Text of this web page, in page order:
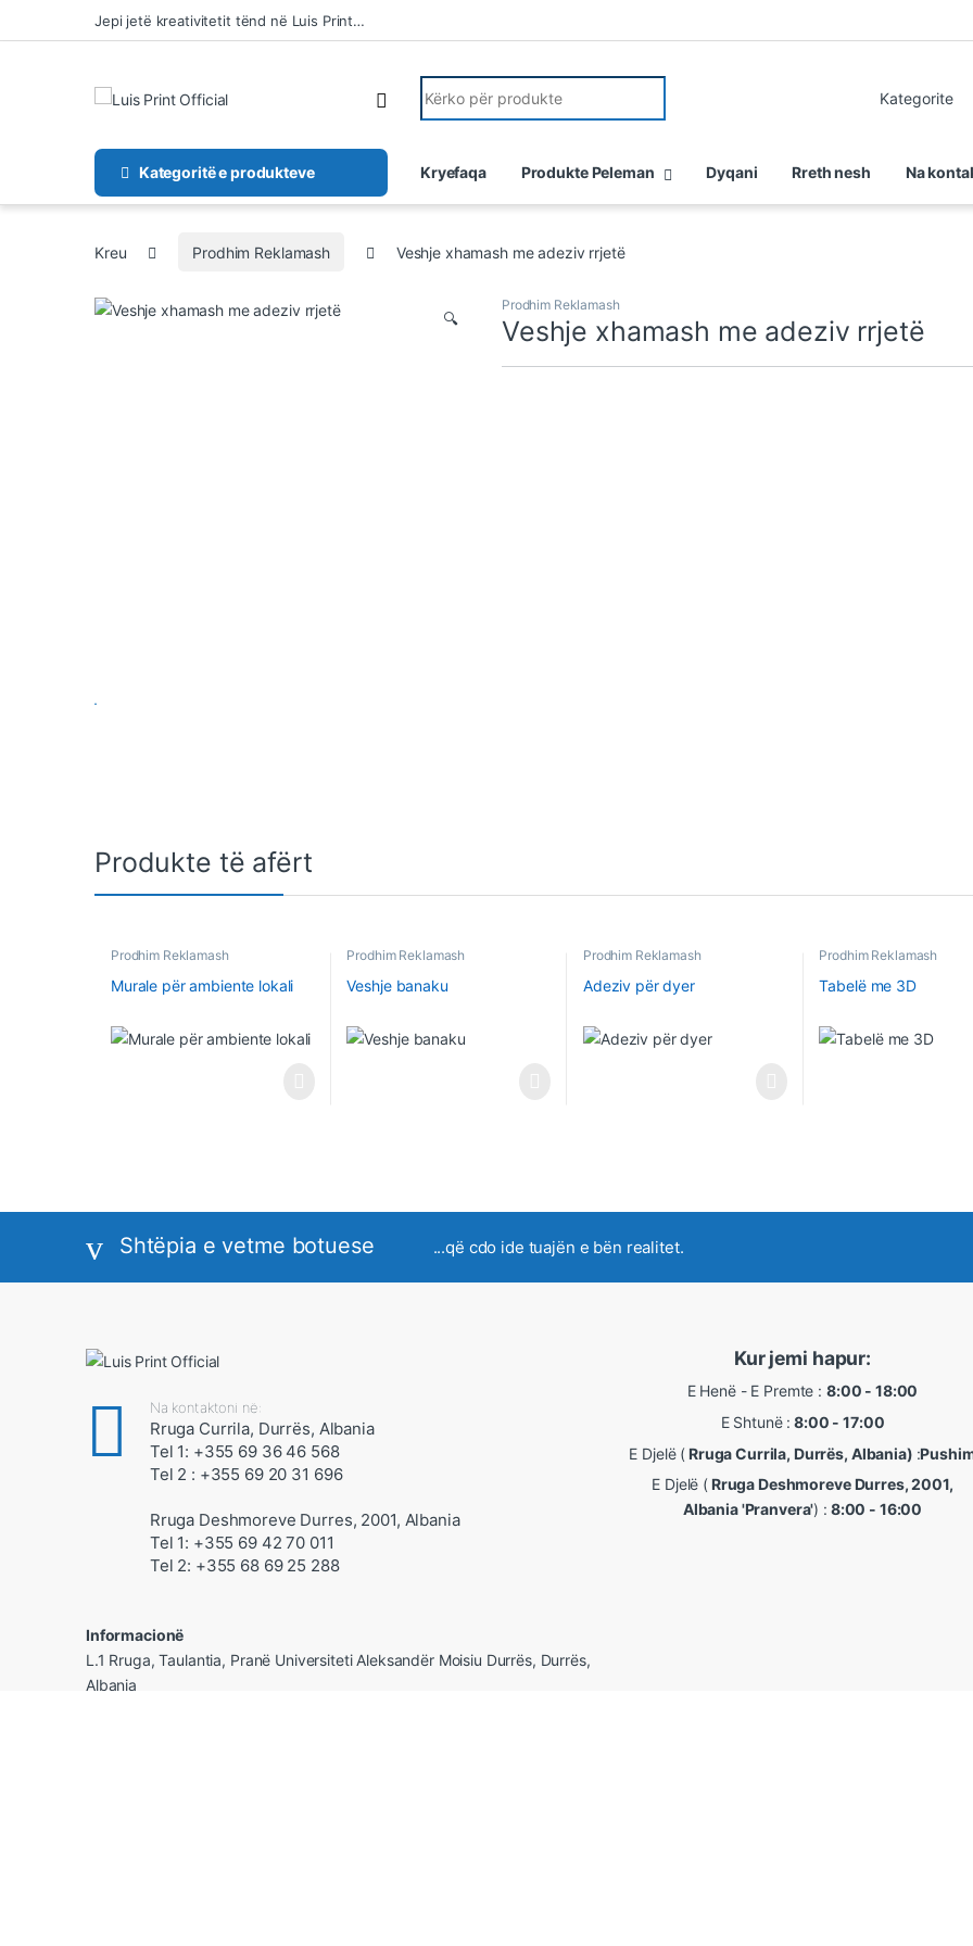
Kalo te lundrimi
Kalo tek përmbajtjaJepi jetë kreativitetit tënd në Luis Print…
Kërko për:
Kategoritë e produkteve Kryefaqa Produkte Peleman Dyqani Rreth nesh Na
Kreu Prodhim Reklamash Veshje xhamash me adeziv rrjetë
🔍
Prodhim Reklamash
Veshje xhamash me adeziv rrjetë
Produkte të afërt
Prodhim Reklamash
Murale për ambiente lokali
Prodhim Reklamash
Veshje banaku
Prodhim Reklamash
Adeziv për dyer
Prodhim Reklamash
Tabelë me 3D
Shtëpia e vetme botuese ...që cdo ide tuajën e bën realitet.
Na kontaktoni në:
Rruga Currila, Durrës, Albania
Tel 1: +355 69 36 46 568
Tel 2 : +355 69 20 31 696
Rruga Deshmoreve Durres, 2001, Albania
Tel 1: +355 69 42 70 011
Tel 2: +355 68 69 25 288
Informacionë
L.1 Rruga, Taulantia, Pranë Universiteti Aleksandër Moisiu Durrës, Durrës,
Albania
Kur jemi hapur:
E Henë - E Premte : 8:00 - 18:00
E Shtunë : 8:00 - 17:00
E Djelë (Rruga Currila, Durrës, Albania) :
E Djelë (Rruga Deshmoreve Durres, 2001,
Albania 'Pranvera') : 8:00 - 16:00